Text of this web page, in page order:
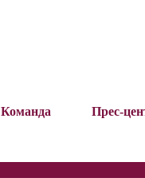
Команда Прес-